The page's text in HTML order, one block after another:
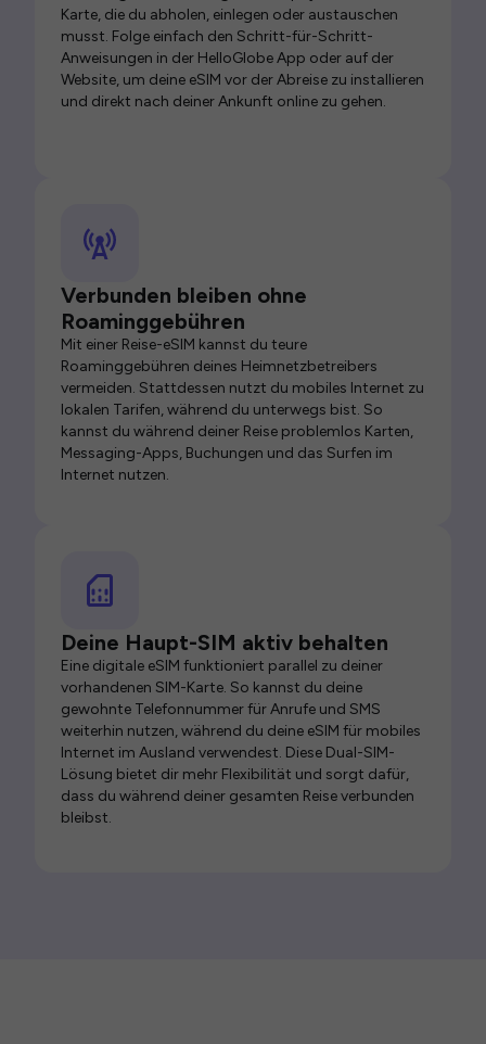
Karte, die du abholen, einlegen oder austauschen
musst. Folge einfach den Schritt-für-Schritt-
Anweisungen in der HelloGlobe App oder auf der
Website, um deine eSIM vor der Abreise zu installieren
und direkt nach deiner Ankunft online zu gehen.
Verbunden bleiben ohne
Roaminggebühren
Mit einer Reise-eSIM kannst du teure
Roaminggebühren deines Heimnetzbetreibers
vermeiden. Stattdessen nutzt du mobiles Internet zu
lokalen Tarifen, während du unterwegs bist. So
kannst du während deiner Reise problemlos Karten,
Messaging-Apps, Buchungen und das Surfen im
Internet nutzen.
Deine Haupt-SIM aktiv behalten
Eine digitale eSIM funktioniert parallel zu deiner
vorhandenen SIM-Karte. So kannst du deine
gewohnte Telefonnummer für Anrufe und SMS
weiterhin nutzen, während du deine eSIM für mobiles
Internet im Ausland verwendest. Diese Dual-SIM-
Lösung bietet dir mehr Flexibilität und sorgt dafür,
dass du während deiner gesamten Reise verbunden
bleibst.